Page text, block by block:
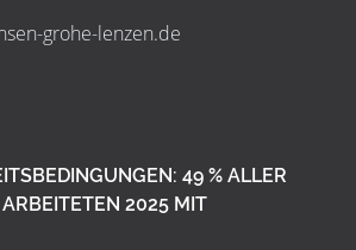
sen-grohe-lenzen.de
49 % ALLER
2025 MIT